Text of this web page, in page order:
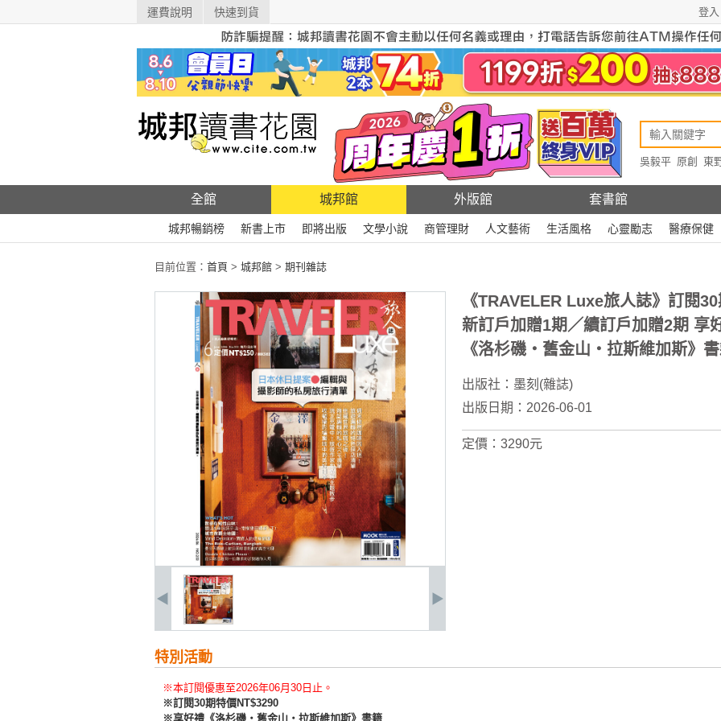
運費說明 快速到貨 登入
吳毅平 原創
東
全館 城邦館 外版館 套書館
城邦暢銷榜 新書上市 即將出版 文學小說 商管理財 人文藝術 生活風格 心靈勵志 醫療保健
目前位置： 首頁 > 城邦館 > 期刊雜誌
《TRAVELER Luxe旅人誌》訂閱
新訂戶加贈1期／續訂戶加贈2期 享
《洛杉磯・舊金山・拉斯維加斯》
出版社： 墨刻(雜誌)
出版日期：2026-06-01
定價：3290元
特別活動
※本訂閱優惠至2026年06月30日止。
※訂閱30期特價NT$3290
※享好禮《洛杉磯・舊金山・拉斯維加斯》書籍